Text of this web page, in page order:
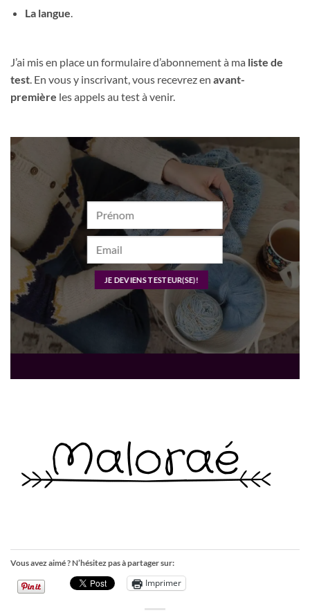
La langue.
J’ai mis en place un formulaire d’abonnement à ma liste de
test. En vous y inscrivant, vous recevrez en avant-
première les appels au test à venir.
JE DEVIENS TESTEUR(SE)!
Vous avez aimé ? N’hésitez pas à partager sur:
Imprimer